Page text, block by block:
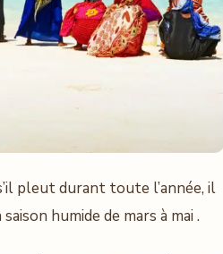
pleut durant toute l’année, il
humide de mars à mai .